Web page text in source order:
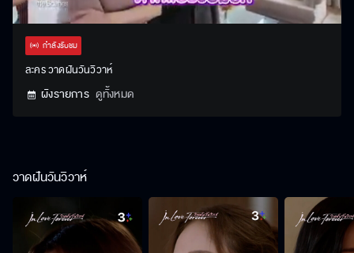
UnmuteStream Settings
กำลังรับชม
ละคร วาดฝันวันวิวาห์
ผังรายการ ดูทั้งหมด
วาดฝันวันวิวาห์